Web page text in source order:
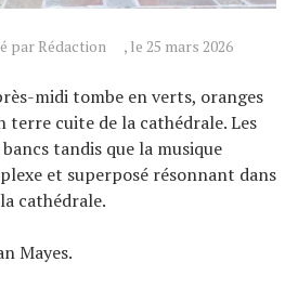
par Rédaction , le 25 mars 2026
midi tombe en verts, oranges
terre cuite de la cathédrale. Les
tandis que la musique
et superposé résonnant dans
cathédrale.
Mayes.